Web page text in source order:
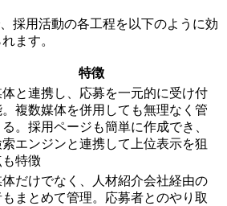
採用活動の各工程を以下のように効
ます。
特徴
と連携し、応募を一元的に受け付
。複数媒体を併用しても無理なく管
。採用ページも簡単に作成でき、
エンジンと連携して上位表示を狙
も特徴
だけでなく、人材紹介会社経由の
まとめて管理。応募者とのやり取